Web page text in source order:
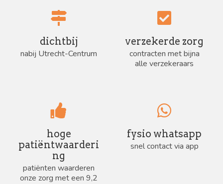
dichtbij
nabij Utrecht-Centrum
verzekerde zorg
contracten met bijna
alle verzekeraars
hoge
patiëntwaarderi
ng
patiënten waarderen
onze zorg met een 9,2
fysio whatsapp
snel contact via app